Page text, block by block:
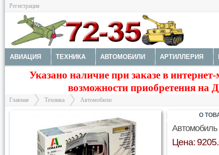
Регистрация
АВИАЦИЯ ТЕХНИКА АВТОМОБИЛИ АРТИЛЛЕРИЯ
МОТОТЕХНИКА ТЕХНИКА РАЗНАЯ ФИГУРЫ МОДЕЛИ
КРАСКИ И ИНСТРУМЕНТЫ
Указано наличие при заказе в
возможности приобретения на
Главная Техника Автомобили
Автомобиль
Цена:
О